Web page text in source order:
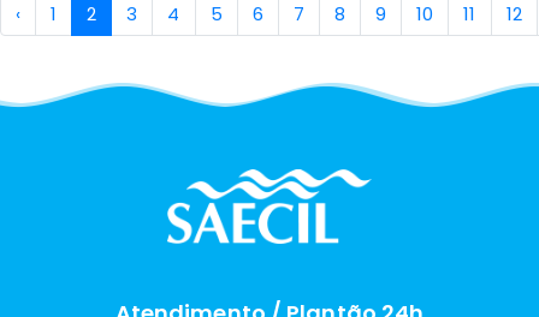
‹ 1 2 3 4 5 6 7 8 9 10 11 12